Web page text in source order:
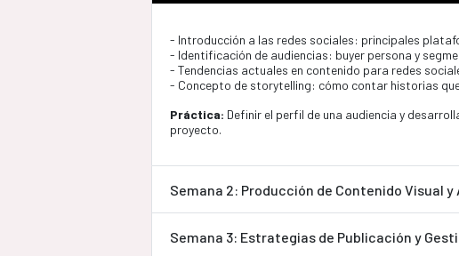
- Introducción a las redes sociales: principales
- Identificación de audiencias: buyer persona y
- Tendencias actuales en contenido para redes
- Concepto de storytelling: cómo contar historias
Práctica: Definir el perfil de una audiencia y
proyecto.
Semana 2: Producción de Contenido Visual y
Semana 3: Estrategias de Publicación y